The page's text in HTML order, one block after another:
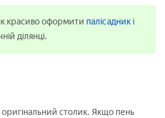
красиво оформити палісадник і
ділянці.
столик. Якщо пень